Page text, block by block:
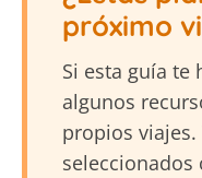
próximo
Si esta guía te
algunos
propios viajes.
seleccionados